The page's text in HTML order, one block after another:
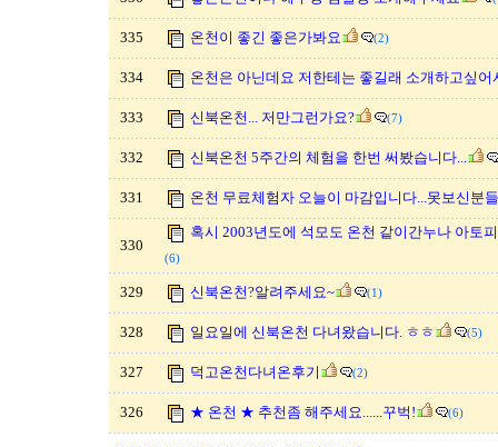
335 온천이 좋긴 좋은가봐요 (2)
334 온천은 아닌데요 저한테는 좋길래 소개하고싶어
333 신북온천... 저만그런가요? (7)
332 신북온천 5주간의 체험을 한번 써봤습니다...
331 온천 무료체험자 오늘이 마감입니다...못보신분
330
혹시 2003년도에 석모도 온천 같이간누나 아토
(6)
329 신북온천?알려주세요~ (1)
328 일요일에 신북온천 다녀왔습니다. ㅎㅎ (5)
327 덕고온천다녀온후기 (2)
326 ★ 온천 ★ 추천좀 해주세요......꾸벅! (6)